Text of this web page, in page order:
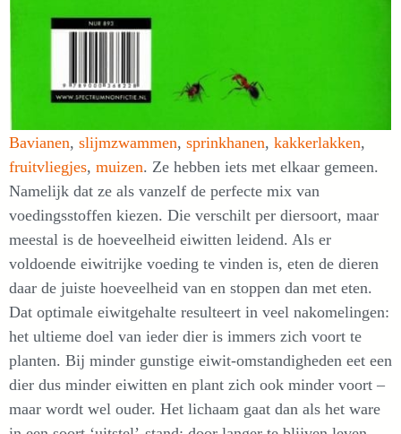
Bavianen, slijmzwammen, sprinkhanen, kakkerlakken,
fruitvliegjes, muizen. Ze hebben iets met elkaar gemeen.
Namelijk dat ze als vanzelf de perfecte mix van
voedingsstoffen kiezen. Die verschilt per diersoort, maar
meestal is de hoeveelheid eiwitten leidend. Als er
voldoende eiwitrijke voeding te vinden is, eten de dieren
daar de juiste hoeveelheid van en stoppen dan met eten.
Dat optimale eiwitgehalte resulteert in veel nakomelingen:
het ultieme doel van ieder dier is immers zich voort te
planten. Bij minder gunstige eiwit-omstandigheden eet een
dier dus minder eiwitten en plant zich ook minder voort –
maar wordt wel ouder. Het lichaam gaat dan als het ware